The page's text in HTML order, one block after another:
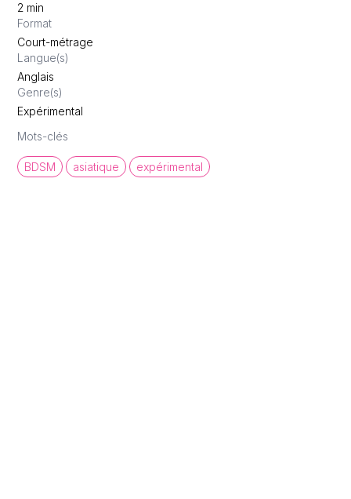
2 min
Format
Court-métrage
Langue(s)
Anglais
Genre(s)
Expérimental
Mots-clés
BDSM asiatique expérimental